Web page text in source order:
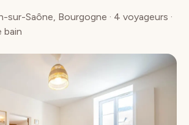
sur-Saône, Bourgogne · 4 voyageurs ·
bain